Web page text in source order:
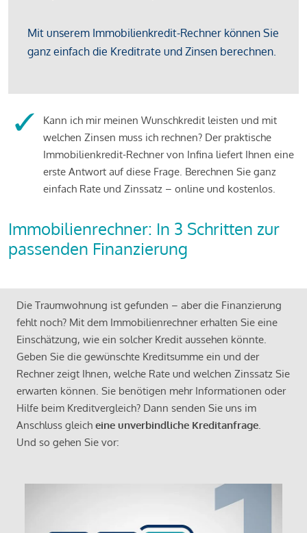
Kann ich mir meinen Wunschkredit leisten und mit
welchen Zinsen muss ich rechnen? Der praktische
Immobilienkredit-Rechner von Infina liefert Ihnen eine
erste Antwort auf diese Frage. Berechnen Sie ganz
einfach Rate und Zinssatz – online und kostenlos.
Immobilienrechner: In 3 Schritten zur
passenden Finanzierung
Die Traumwohnung ist gefunden – aber die Finanzierung
fehlt noch? Mit dem Immobilienrechner erhalten Sie eine
Einschätzung, wie ein solcher Kredit aussehen könnte.
Geben Sie die gewünschte Kreditsumme ein und der
Rechner zeigt Ihnen, welche Rate und welchen Zinssatz Sie
erwarten können. Sie benötigen mehr Informationen oder
Hilfe beim Kreditvergleich? Dann senden Sie uns im
Anschluss gleich eine unverbindliche Kreditanfrage.
Und so gehen Sie vor: